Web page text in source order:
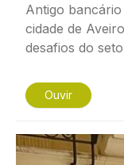
Antigo
cidade de
desafios do
Ouvir
Imagem